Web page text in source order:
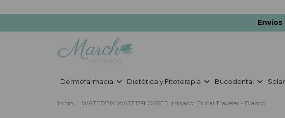
Dermofarmacia Dietética y Fitoterapia Bucodental
Inicio WATERPIK WATERFLOSSER Irrigador Bucal Traveler - Blanco